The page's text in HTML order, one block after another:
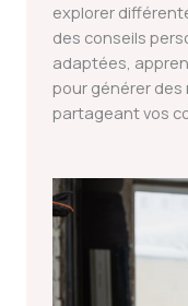
explorer
des conseils
adaptées,
pour générer
partageant vos